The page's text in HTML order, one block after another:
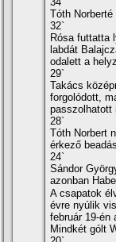
Tóth
32`
Rósa futtatta
labdát
odalett a
29`
Takács
forgolódott,
28`
Tóth Norbert
érkező
24`
Sándor
azonban
A csapatok
évre nyúlik
február 19-én
Mindkét gólt